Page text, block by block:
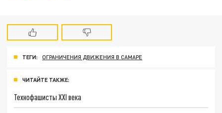
ТЕГИ: ОГРАНИЧЕНИЯ ДВИЖЕНИЯ В САМАРЕ
ЧИТАЙТЕ ТАКЖЕ:
Технофашисты XXI века